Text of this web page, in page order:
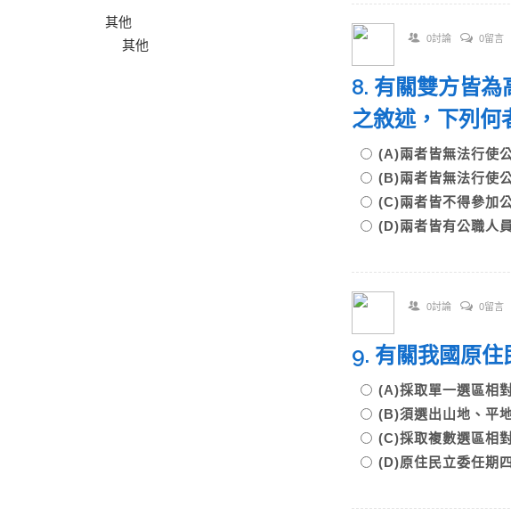
其他
其他
0討論 0留言
8. 有關雙方皆為
之敘述，下列
(A)兩者皆無法行使
(B)兩者皆無法行使
(C)兩者皆不得參加
(D)兩者皆有公職人
0討論 0留言
9. 有關我國原
(A)採取單一選區相
(B)須選出山地、平
(C)採取複數選區相
(D)原住民立委任期